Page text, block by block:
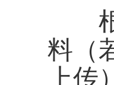
根
料（
上传